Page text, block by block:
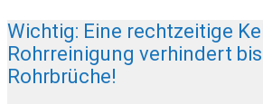
Wichtig: Eine rechtzeitige
Rohrreinigung verhindert
Rohrbrüche!